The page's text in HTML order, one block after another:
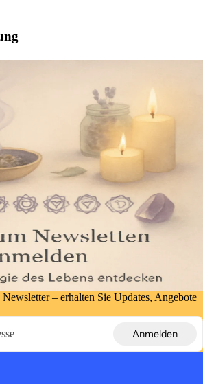
– erhalten Sie Updates, Angebote
Anmelden